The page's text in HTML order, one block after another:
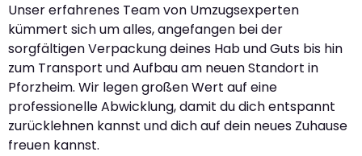
Unser erfahrenes Team von Umzugsexperten
kümmert sich um alles, angefangen bei der
sorgfältigen Verpackung deines Hab und Guts bis hin
zum Transport und Aufbau am neuen Standort in
Pforzheim. Wir legen großen Wert auf eine
professionelle Abwicklung, damit du dich entspannt
zurücklehnen kannst und dich auf dein neues Zuhause
freuen kannst.